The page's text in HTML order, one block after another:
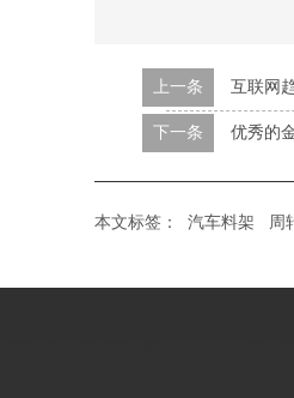
上一条 互联网
下一条 优秀的
本文标签： 汽车料架 周